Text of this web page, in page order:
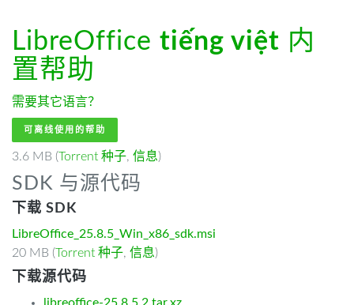
LibreOffice tiếng việt 内
置帮助
需要其它语言？
可离线使用的帮助
3.6 MB (Torrent 种子, 信息)
SDK 与源代码
下载 SDK
LibreOffice_25.8.5_Win_x86_sdk.msi
20 MB (Torrent 种子, 信息)
下载源代码